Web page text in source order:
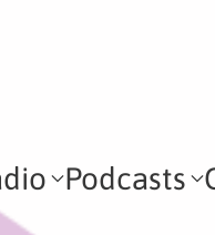
Podcasts